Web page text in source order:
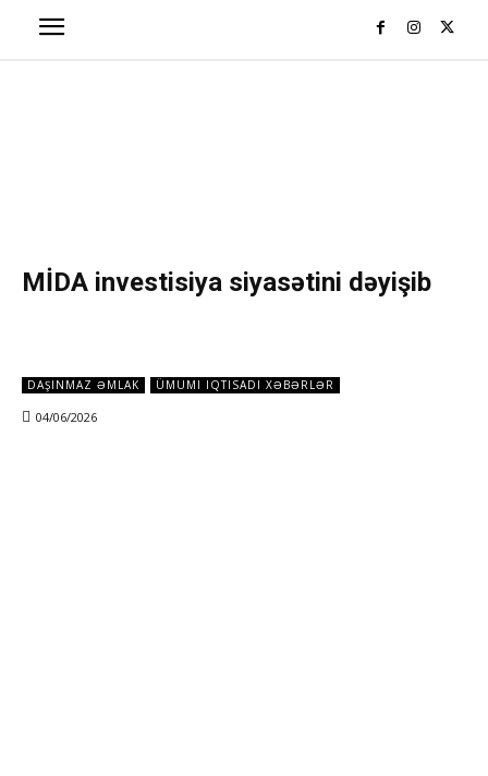
MİDA investisiya siyasətini dəyişib
DAŞINMAZ ƏMLAK ÜMUMI IQTISADI XƏBƏRLƏR
04/06/2026